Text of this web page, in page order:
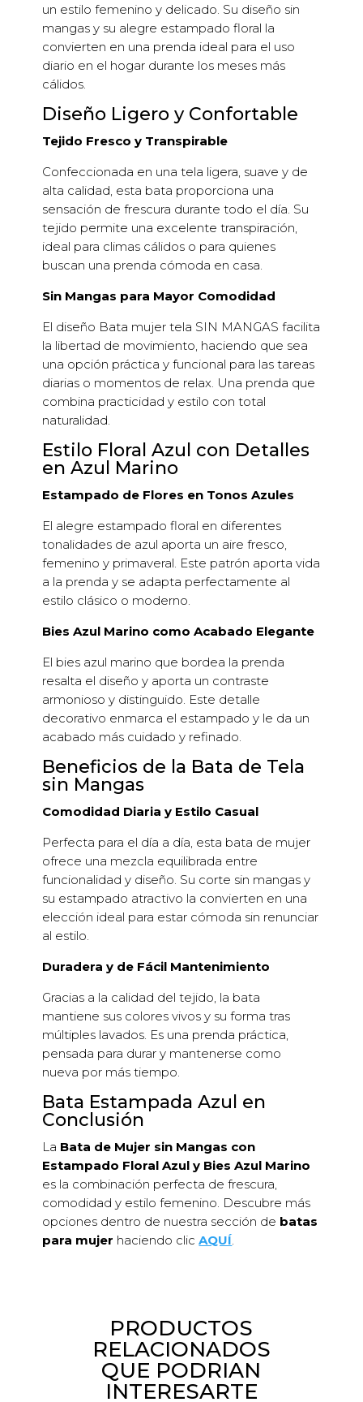
un estilo femenino y delicado. Su diseño sin
mangas y su alegre estampado floral la
convierten en una prenda ideal para el uso
diario en el hogar durante los meses más
cálidos.
Diseño Ligero y Confortable
Tejido Fresco y Transpirable
Confeccionada en una tela ligera, suave y de
alta calidad, esta bata proporciona una
sensación de frescura durante todo el día. Su
tejido permite una excelente transpiración,
ideal para climas cálidos o para quienes
buscan una prenda cómoda en casa.
Sin Mangas para Mayor Comodidad
El diseño Bata mujer tela SIN MANGAS facilita
la libertad de movimiento, haciendo que sea
una opción práctica y funcional para las tareas
diarias o momentos de relax. Una prenda que
combina practicidad y estilo con total
naturalidad.
Estilo Floral Azul con Detalles
en Azul Marino
Estampado de Flores en Tonos Azules
El alegre estampado floral en diferentes
tonalidades de azul aporta un aire fresco,
femenino y primaveral. Este patrón aporta vida
a la prenda y se adapta perfectamente al
estilo clásico o moderno.
Bies Azul Marino como Acabado Elegante
El bies azul marino que bordea la prenda
resalta el diseño y aporta un contraste
armonioso y distinguido. Este detalle
decorativo enmarca el estampado y le da un
acabado más cuidado y refinado.
Beneficios de la Bata de Tela
sin Mangas
Comodidad Diaria y Estilo Casual
Perfecta para el día a día, esta bata de mujer
ofrece una mezcla equilibrada entre
funcionalidad y diseño. Su corte sin mangas y
su estampado atractivo la convierten en una
elección ideal para estar cómoda sin renunciar
al estilo.
Duradera y de Fácil Mantenimiento
Gracias a la calidad del tejido, la bata
mantiene sus colores vivos y su forma tras
múltiples lavados. Es una prenda práctica,
pensada para durar y mantenerse como
nueva por más tiempo.
Bata Estampada Azul en
Conclusión
La Bata de Mujer sin Mangas con
Estampado Floral Azul y Bies Azul Marino
es la combinación perfecta de frescura,
comodidad y estilo femenino. Descubre más
opciones dentro de nuestra sección de batas
para mujer haciendo clicAQUÍ.
PRODUCTOS
RELACIONADOS
QUE PODRIAN
INTERESARTE